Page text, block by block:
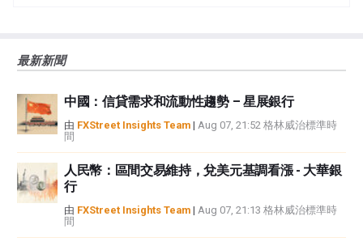
觀點，並不代表FXStreet或其廣告商的官方政策或立場。作者不對本頁連結的
如果文章正文中沒有明確提到，在撰寫本文時，作者在本文中提到的任何股票
中都沒有頭寸，也沒有與文中提到的任何公司有業務關係。除了FXStreet，作
者沒有收到撰寫這篇文章的報酬。
FXStreet和作者不提供個性化的建議。作者對該資訊的準確性、完整性或適用
性不作任何陳述。FXStreet和作者將不承擔任何錯誤，遺漏或任何損失，傷害
或損害由此資訊及其顯示或使用引起的。錯誤和遺漏除外。本文作者和
FXStreet並非註冊投資顧問，本文內容無意提供任何投資建議。
最新新聞
中國：信貸需求和流動性趨勢 – 星展銀行
由 FXStreet Insights Team | Aug 07, 21:52 格林威治標準時
間
人民幣：區間交易維持，兌美元基調看漲 - 大華銀
行
由 FXStreet Insights Team | Aug 07, 21:13 格林威治標準時
間